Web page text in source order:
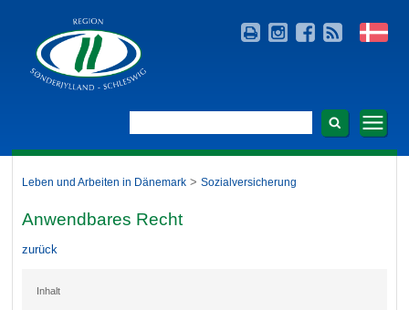
Leben und Arbeiten in Dänemark > Sozialversicherung
Anwendbares Recht
zurück
Inhalt